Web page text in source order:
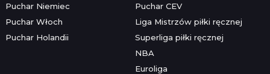
Puchar Niemiec
Puchar Włoch
Puchar Holandii
Puchar CEV
Liga Mistrzów piłki ręcznej
Superliga piłki ręcznej
NBA
Euroliga